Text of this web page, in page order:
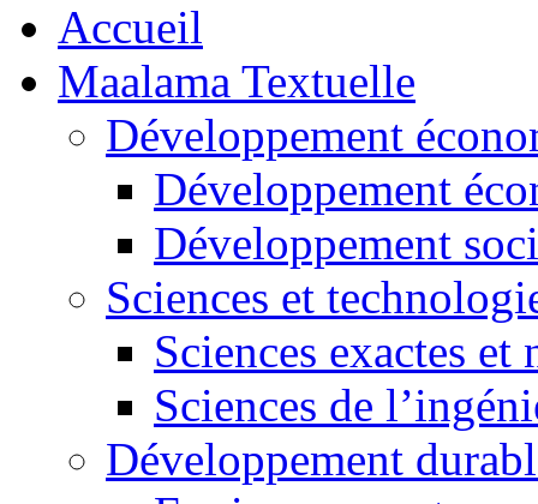
Accueil
Maalama Textuelle
Développement
Développement
Développement
Sciences et
Sciences exactes et
Sciences de
Développement